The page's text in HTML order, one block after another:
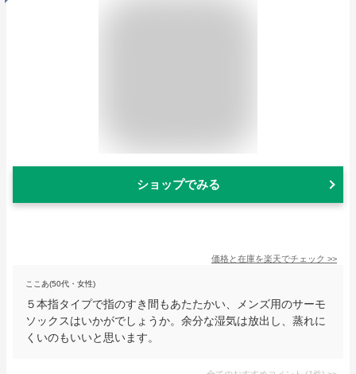
ショップでみる
価格と在庫を楽天でチェック >>
ここあ(50代・女性)
５本指タイプで指のすき間もあたたかい、メンズ用のサーモ
ソックスはいかがでしょうか。余分な湿気は放出し、蒸れに
くいのもいいと思います。